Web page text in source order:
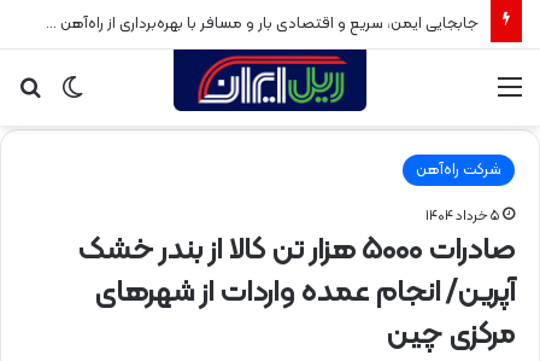
جابجایی ایمن، سریع و اقتصادی بار و مسافر با بهره‌برداری از راه‌آهن سبزوار
تغییر
پوسته
شرکت راه‌آهن
۵ خرداد ۱۴۰۴
صادرات ۵۰۰۰ هزار تن کالا از بندر خشک
آپرین/ انجام عمده واردات از شهرهای
مرکزی چین